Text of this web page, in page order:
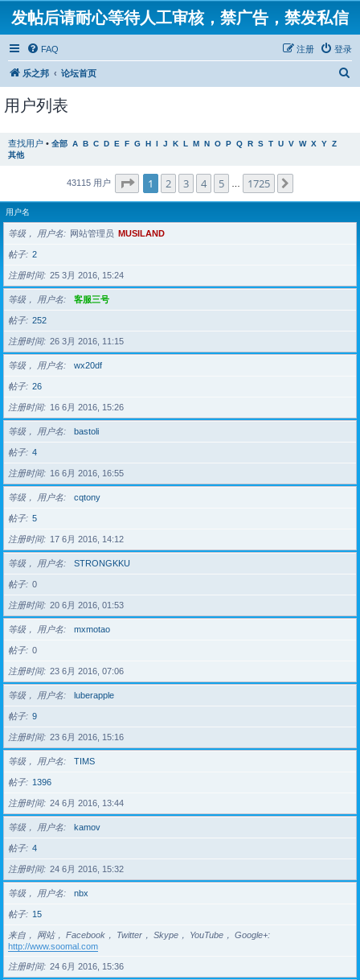
发帖后请耐心等待人工审核，禁广告，禁发私信
FAQ 登录
注册
乐之邦 论坛首页
用户列表
查找用户 • 全部 A B C D E F G H I J K L M N O P Q R S T U V W X Y Z
其他
43115 用户 分页：1 1725
1 2 3 4 5 1725
用户名
等级， 用户名 网站管理员 MUSILAND
帖子 2
注册时间 25 3月 2016, 15:24
等级， 用户名 客服三号
帖子 252
注册时间 26 3月 2016, 11:15
等级， 用户名 wx20df
帖子 26
注册时间 16 6月 2016, 15:26
等级， 用户名 bastoli
帖子 4
注册时间 16 6月 2016, 16:55
等级， 用户名 cqtony
帖子 5
注册时间 17 6月 2016, 14:12
等级， 用户名 STRONGKKU
帖子 0
注册时间 20 6月 2016, 01:53
等级， 用户名 mxmotao
帖子 0
注册时间 23 6月 2016, 07:06
等级， 用户名 luberapple
帖子 9
注册时间 23 6月 2016, 15:16
等级， 用户名 TIMS
帖子 1396
注册时间 24 6月 2016, 13:44
等级， 用户名 kamov
帖子 4
注册时间 24 6月 2016, 15:32
等级， 用户名 nbx
帖子 15
来自， 网站， Facebook， Twitter， Skype， YouTube， Google+
http://www.soomal.com
注册时间 24 6月 2016, 15:36